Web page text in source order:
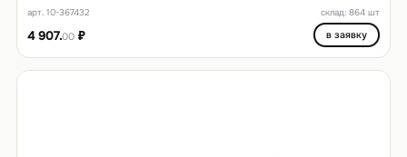
арт. 10-367432 склад: 864 шт
4 907.00₽ в заявку